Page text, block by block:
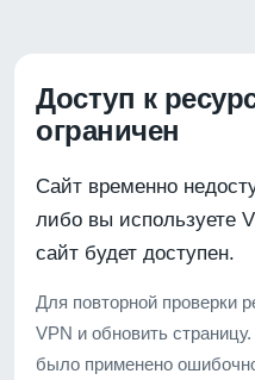
Доступ к
ограничен
Сайт временно
либо вы используете
сайт будет доступен.
Для повторной проверки
VPN и обновить
было применено